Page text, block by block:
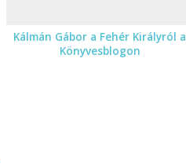
Kálmán Gábor a Fehér Királyról a
Könyvesblogon